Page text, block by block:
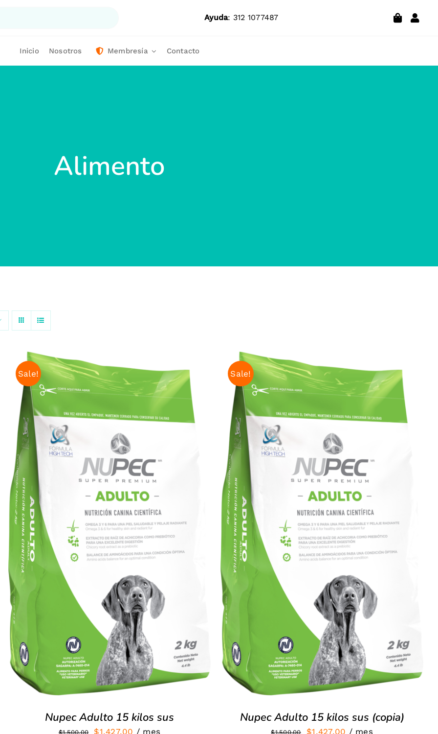
Ayuda: 312 1077487
Inicio Nosotros Membresía Contacto
Alimento
Sale!
AÑADIR AL CARRITO / VISTA RÁPIDA
Nupec Adulto 15 kilos sus
$1,500.00
El
$1,427.00 El
/ mes
Sale!
AÑADIR AL CARRITO / VISTA RÁPIDA
Nupec Adulto 15 kilos sus (copia)
$1,500.00
El
$1,427.00 El
/ mes